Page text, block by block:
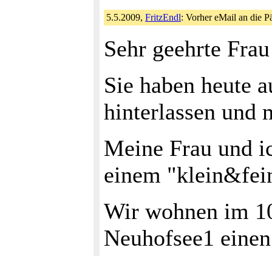
5.5.2009, FritzEndl: Vorher eMail an die
Sehr geehrte
Sie haben heute
hinterlassen und
Meine Frau und
einem
Wir wohnen im
Neuhofsee1